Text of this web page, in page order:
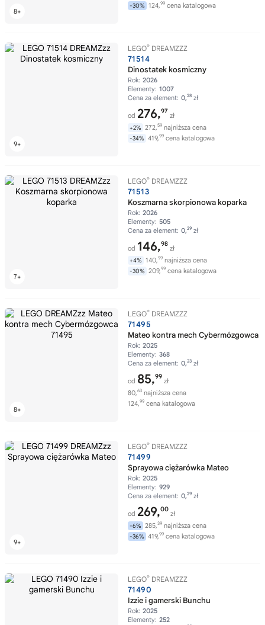
-30% 124,99 cena katalogowa
LEGO® DREAMZZZ
71514
Dinostatek kosmiczny
Rok: 2026
Elementy: 1007
Cena za element: 0,28 zł
od 276,97
zł
+2% 272,59 najniższa cena
-34% 419,99 cena katalogowa
LEGO® DREAMZZZ
71513
Koszmarna skorpionowa koparka
Rok: 2026
Elementy: 505
Cena za element: 0,29 zł
od 146,98
zł
+4% 140,99 najniższa cena
-30% 209,99 cena katalogowa
LEGO® DREAMZZZ
71495
Mateo kontra mech Cybermózgowca
Rok: 2025
Elementy: 368
Cena za element: 0,23 zł
od 85,99
zł
80,63 najniższa cena
124,99 cena katalogowa
LEGO® DREAMZZZ
71499
Sprayowa ciężarówka Mateo
Rok: 2025
Elementy: 929
Cena za element: 0,29 zł
od 269,00
zł
-6% 285,39 najniższa cena
-36% 419,99 cena katalogowa
LEGO® DREAMZZZ
71490
Izzie i gamerski Bunchu
Rok: 2025
Elementy: 252